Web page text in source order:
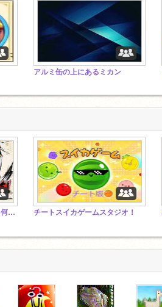
アルミ缶の上にあるミカン
なぞなぞ大神社があるのは、何県何市内？ チートスイカゲームスタジオ！